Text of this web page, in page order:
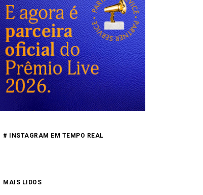
# INSTAGRAM EM TEMPO REAL
MAIS LIDOS